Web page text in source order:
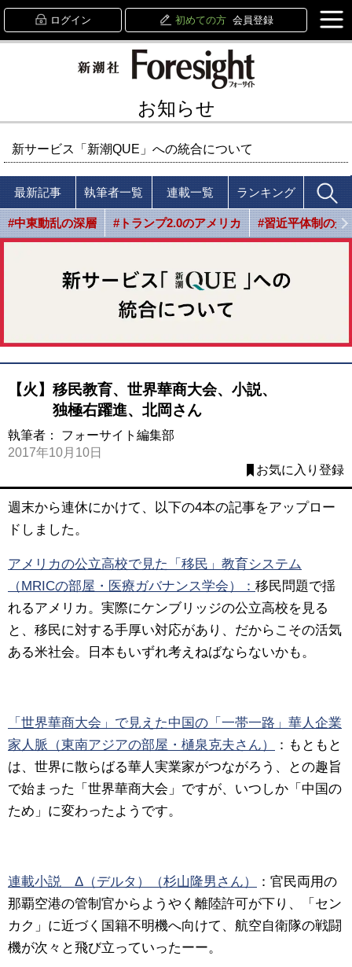
ログイン 初めての方 会員登録
お知らせ
新サービス「新潮QUE」への統合について
最新記事 執筆者一覧 連載一覧 ランキング
#中東動乱の深層 #トランプ2.0のアメリカ #習近平体制の光
【火】移民教育、世界華商大会、小説、
独極右躍進、北岡さん
執筆者： フォーサイト編集部
2017年10月10日
お気に入り登録
週末から連休にかけて、以下の4本の記事をアップロー
ドしました。
アメリカの公立高校で見た「移民」教育システム
（MRICの部屋・医療ガバナンス学会）： 移民問題で揺
れるアメリカ。実際にケンブリッジの公立高校を見る
と、移民に対する手厚い対応があり、だからこその活気
ある米社会。日本もいずれ考えねばならないかも。
「世界華商大会」で見えた中国の「一帯一路」華人企業
家人脈（東南アジアの部屋・樋泉克夫さん）
：もともと
は、世界に散らばる華人実業家がつながろう、との趣旨
で始まった「世界華商大会」ですが、いつしか「中国の
ため」に変わったようです。
連載小説 Δ（デルタ）（杉山隆男さん）
：官民両用の
那覇空港の管制官からようやく離陸許可が下り、「セン
カク」に近づく国籍不明機へ向けて、航空自衛隊の戦闘
機が次々と飛び立っていったーー。